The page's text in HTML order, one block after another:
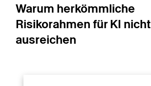
Warum herkömmliche
Risikorahmen für KI nicht
ausreichen